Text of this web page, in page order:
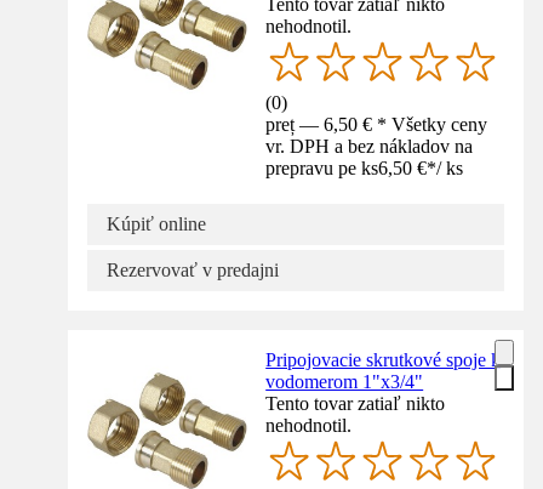
Tento tovar zatiaľ nikto
nehodnotil.
(0)
preț — 6,50 € * Všetky ceny
vr. DPH a bez nákladov na
prepravu pe ks6,50 €*/ ks
Kúpiť online
Rezervovať v predajni
Pripojovacie skrutkové spoje k
vodomerom 1"x3/4"
Tento tovar zatiaľ nikto
nehodnotil.